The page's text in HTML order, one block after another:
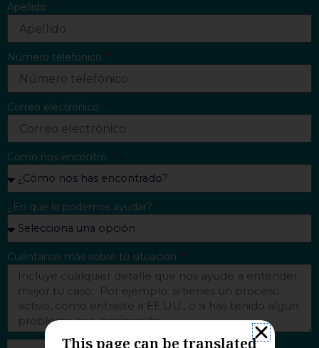
Apellido
Número telefónico
Correo electrónico
Como nos encontró
¿En que lo podemos ayudar?
Cuéntanos más sobre tu situación
This page can be translated